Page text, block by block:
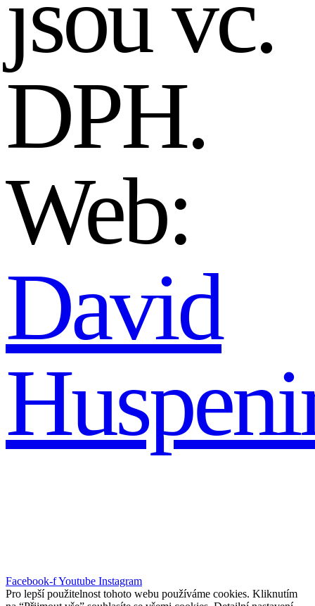
DPH.
Web:
David
Facebook-fYoutube Instagram
Pro lepší použitelnost tohoto webu používáme cookies. Kliknutím